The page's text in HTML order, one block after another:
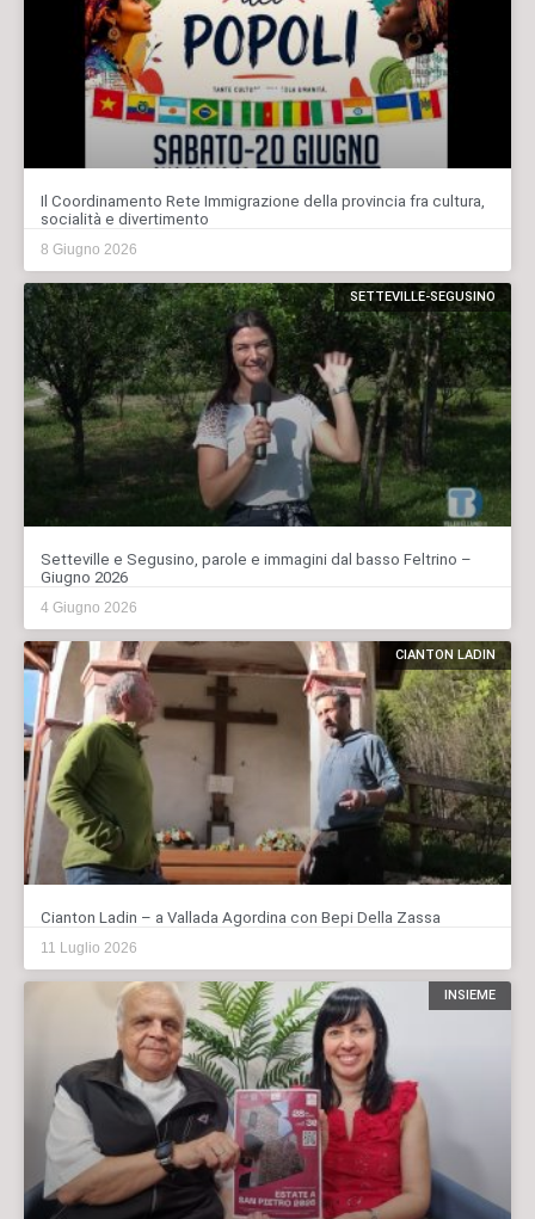
Il Coordinamento Rete Immigrazione della provincia fra cultura,
socialità e divertimento
8 Giugno 2026
SETTEVILLE-SEGUSINO
Setteville e Segusino, parole e immagini dal basso Feltrino –
Giugno 2026
4 Giugno 2026
CIANTON LADIN
Cianton Ladin – a Vallada Agordina con Bepi Della Zassa
11 Luglio 2026
INSIEME